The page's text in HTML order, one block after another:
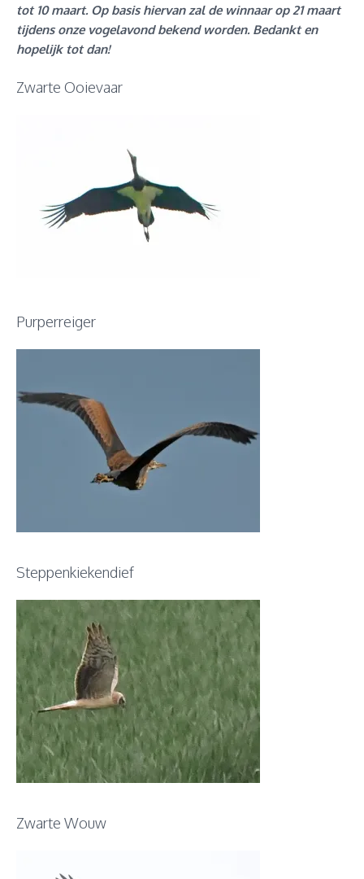
tot 10 maart. Op basis hiervan zal de winnaar op 21 maart
tijdens onze vogelavond bekend worden. Bedankt en
hopelijk tot dan!
Zwarte Ooievaar
Purperreiger
Steppenkiekendief
Zwarte Wouw